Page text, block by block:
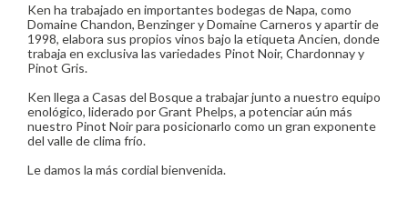
Ken ha trabajado en importantes bodegas de Napa, como
Domaine Chandon, Benzinger y Domaine Carneros y apartir de
1998, elabora sus propios vinos bajo la etiqueta Ancien, donde
trabaja en exclusiva las variedades Pinot Noir, Chardonnay y
Pinot Gris.
Ken llega a Casas del Bosque a trabajar junto a nuestro equipo
enológico, liderado por Grant Phelps, a potenciar aún más
nuestro Pinot Noir para posicionarlo como un gran exponente
del valle de clima frío.
Le damos la más cordial bienvenida.